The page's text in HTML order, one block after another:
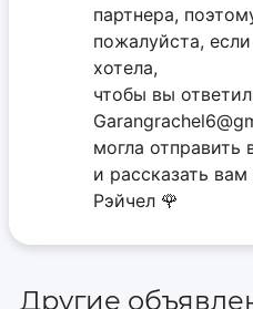
партнера,
пожалуйста,
хотела,
чтобы вы
могла
и рассказать
Рэйчел 🌹
Другие